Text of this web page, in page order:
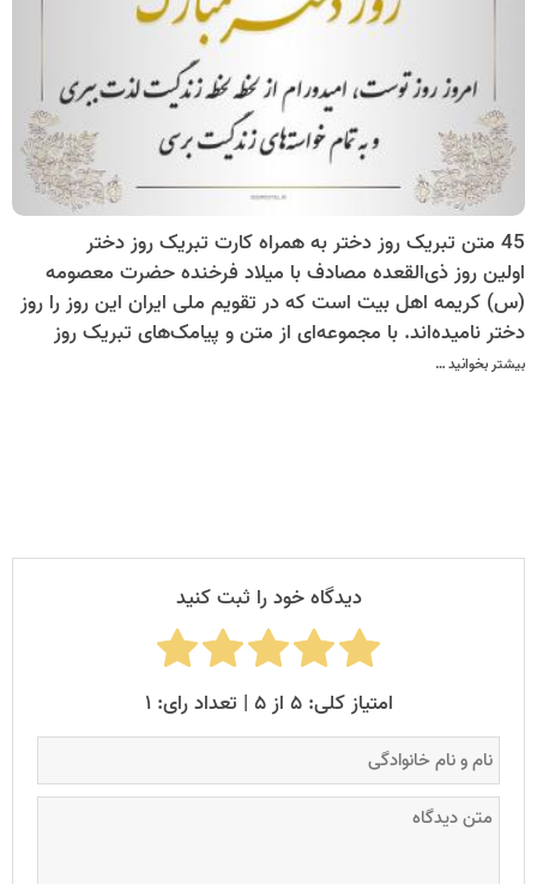
45 متن تبریک روز دختر به همراه کارت تبریک روز دختر
اولین روز ذی‌القعده مصادف با میلاد فرخنده حضرت معصومه
(س) کریمه اهل بیت است که در تقویم ملی ایران این روز را روز
دختر نامیده‌اند. با مجموعه‌ای از متن و پیامک‌های تبریک روز
دختر به همراه کارت تبریک روز دختر همراه ما باشید.
بیشتر بخوانید …
دیدگاه خود را ثبت کنید
امتیاز کلی: ۵ از ۵ | تعداد رای: ۱